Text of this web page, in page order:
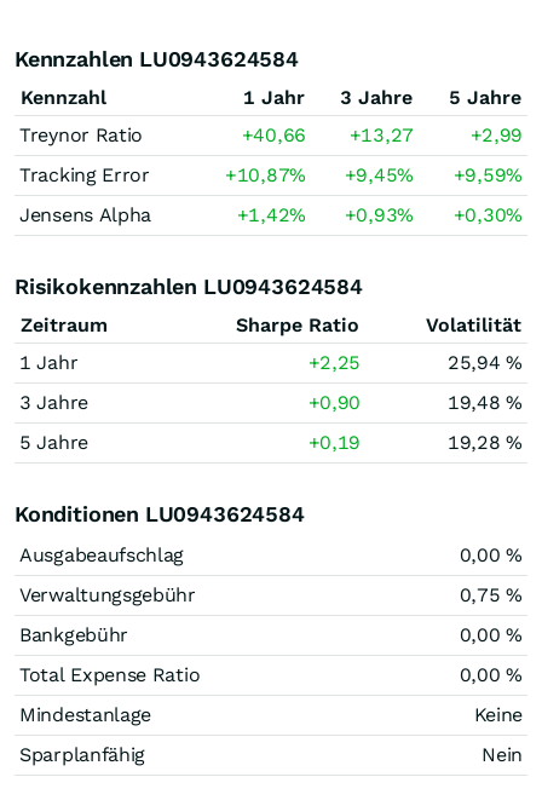
Kennzahlen LU0943624584
Kennzahl 1 Jahr 3 Jahre
5 Jahre
Treynor Ratio
+40,66 +13,27
+2,99
Tracking Error
+10,87% +9,45% +9,59%
Jensens Alpha
+1,42% +0,93% +0,30%
Risikokennzahlen LU0943624584
Zeitraum Sharpe Ratio
Volatilität
1 Jahr
+2,25
25,94 %
3 Jahre
+0,90
19,48 %
5 Jahre
+0,19 19,28 %
Konditionen LU0943624584
Ausgabeaufschlag
0,00 %
Verwaltungsgebühr
0,75 %
Bankgebühr
0,00 %
Total Expense Ratio
0,00 %
Mindestanlage
Keine
Sparplanfähig
Nein